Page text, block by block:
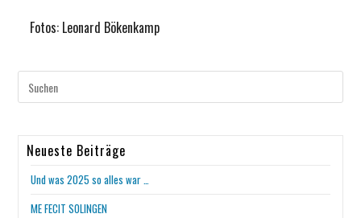
Fotos: Leonard Bökenkamp
Neueste Beiträge
Und was 2025 so alles war …
ME FECIT SOLINGEN